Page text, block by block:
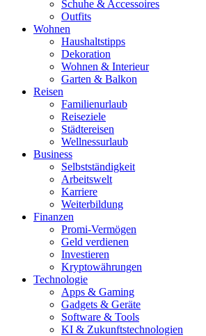
Schuhe & Accessoires
Outfits
Wohnen
Haushaltstipps
Dekoration
Wohnen & Interieur
Garten & Balkon
Reisen
Familienurlaub
Reiseziele
Städtereisen
Wellnessurlaub
Business
Selbstständigkeit
Arbeitswelt
Karriere
Weiterbildung
Finanzen
Promi-Vermögen
Geld verdienen
Investieren
Kryptowährungen
Technologie
Apps & Gaming
Gadgets & Geräte
Software & Tools
KI & Zukunftstechnologien